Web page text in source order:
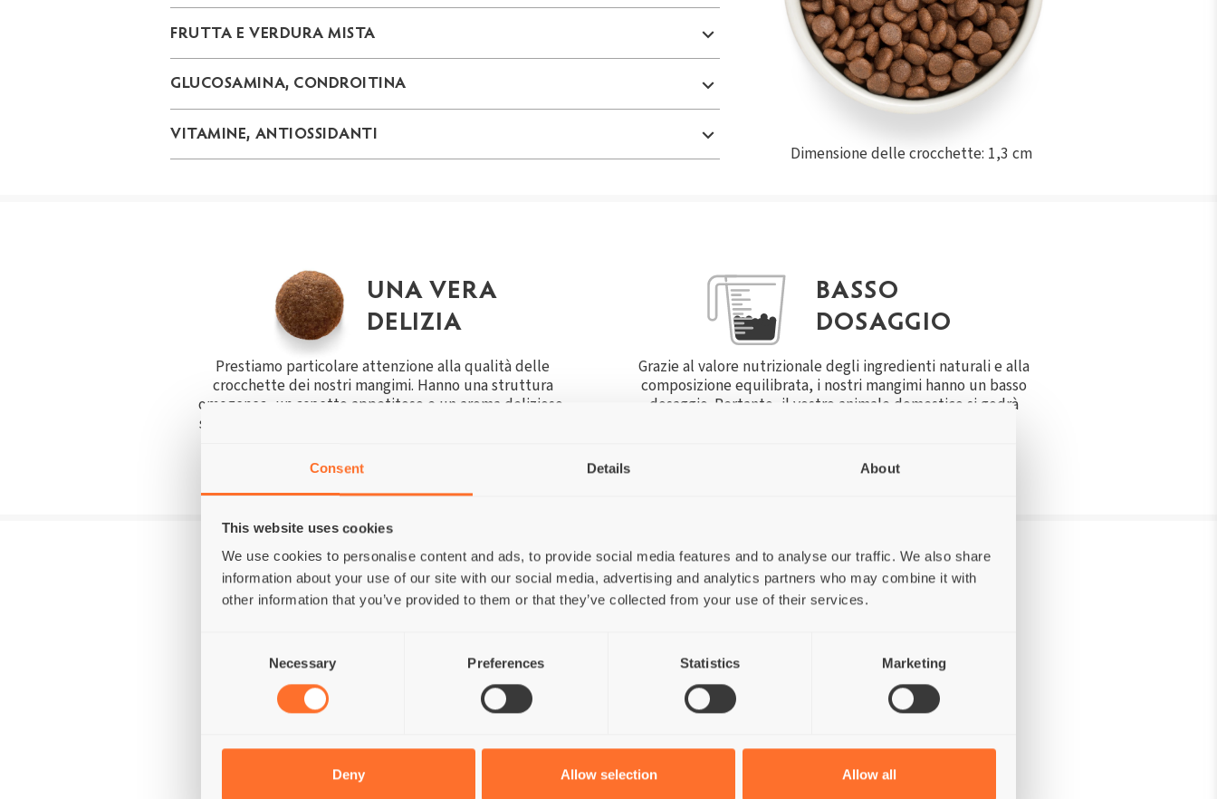
Consent Details About
This website uses cookies
We use cookies to personalise content and ads, to provide social media features and to analyse our traffic. We also share
information about your use of our site with our social media, advertising and analytics partners who may combine it with
other information that you’ve provided to them or that they’ve collected from your use of their services.
Necessary Preferences Statistics Marketing
Deny Allow selection Allow all
FRUTTA E VERDURA MISTA
GLUCOSAMINA, CONDROITINA
VITAMINE, ANTIOSSIDANTI
Dimensione delle crocchette: 1,3 cm
UNA VERA
DELIZIA
Prestiamo particolare attenzione alla qualità delle
crocchette dei nostri mangimi. Hanno una struttura
omogenea, un aspetto appetitoso e un aroma delizioso,
senza amarezza, acidità e sgradevolezza. Pertanto, ogni
l'animale domestico.
BASSO
DOSAGGIO
Grazie al valore nutrizionale degli ingredienti naturali e alla
composizione equilibrata, i nostri mangimi hanno un basso
dosaggio. Pertanto, il vostro animale domestico si godrà